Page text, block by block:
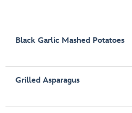
Black Garlic Mashed Potatoes
Grilled Asparagus